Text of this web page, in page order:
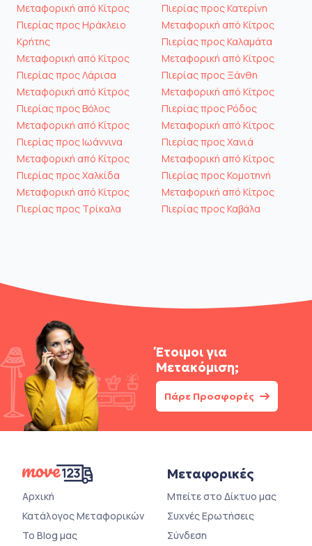
Μεταφορική από Κίτρος
Πιερίας προς Ηράκλειο
Κρήτης
Μεταφορική από Κίτρος
Πιερίας προς Λάρισα
Μεταφορική από Κίτρος
Πιερίας προς Βόλος
Μεταφορική από Κίτρος
Πιερίας προς Ιωάννινα
Μεταφορική από Κίτρος
Πιερίας προς Χαλκίδα
Μεταφορική από Κίτρος
Πιερίας προς Τρίκαλα
Πιερίας προς Κατερίνη
Μεταφορική από Κίτρος
Πιερίας προς Καλαμάτα
Μεταφορική από Κίτρος
Πιερίας προς Ξάνθη
Μεταφορική από Κίτρος
Πιερίας προς Ρόδος
Μεταφορική από Κίτρος
Πιερίας προς Χανιά
Μεταφορική από Κίτρος
Πιερίας προς Κομοτηνή
Μεταφορική από Κίτρος
Πιερίας προς Καβάλα
Έτοιμοι για
Μετακόμιση;
Πάρε Προσφορές
Αρχική
Κατάλογος Μεταφορικών
Το Blog μας
Μεταφορικές
Μπείτε στο Δίκτυο μας
Συχνές Ερωτήσεις
Σύνδεση